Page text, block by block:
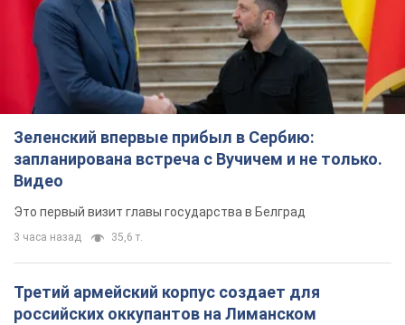
Зеленский впервые прибыл в Сербию:
запланирована встреча с Вучичем и не только.
Видео
Это первый визит главы государства в Белград
3 часа назад 35,6 т.
Третий армейский корпус создает для
российских оккупантов на Лиманском